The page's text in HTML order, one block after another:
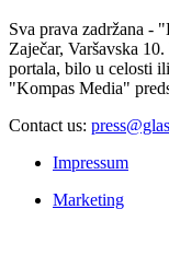
Sva prava zadržana -
Zaječar, Varšavska
portala, bilo u celosti
"Kompas Media"
Contact us:
Impressum
Marketing